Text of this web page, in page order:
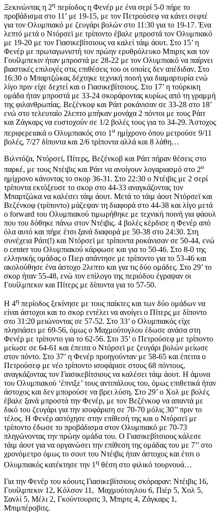
Ξεκινώντας η 2η περίοδος η Φενέρ με ένα σερί 5-0 πήρε το
προβάδισμα στο 11’ με 19-15, με τον Πετρούσεφ να κάνει σεφτέ
για τον Ολυμπιακό με ζευγάρι βολών στο 11:30 για το 19-17. Ένα
λεπτό μετά ο Ντόρσεϊ με τρίποντο έβαλε μπροστά τον Ολυμπιακό
με 19-20 με τον Γιασικεβίτσιους να καλεί τάιμ άουτ. Στο 15’ η
Φενέρ με πρωταγωνιστή τον πρώην ερυθρόλευκο Μπιρτς και τον
Γουίλμπεκιν ήταν μπροστά με 28-22 με τον Ολυμπιακό να παίρνει
βιαστικές επιλογές στις επιθέσεις του οι οποίες δεν απέδιδαν. Στο
16:30 ο Μπαρτζώκας δέχτηκε τεχνική ποινή για διαμαρτυρία ενώ
λίγο πριν είχε δεχτεί και ο Γιασικεβίτσιους. Στο 17’ η τούρκικη
ομάδα ήταν μπροστά με 33-24 σκοράροντας κυρίως από τη γραμμή
της φιλανθρωπίας. Βεζένκοφ και Ράιτ ροκάνισαν σε 33-28 στο 18’
ενώ στο τελευταίο 2λεπτο μπήκαν μονάχα 2 πόντοι με τους Ράιτ
και Ζάγκαρς να ευστοχούν σε 1/2 βολές τους για το 34-29. Άστοχος
περιφερειακά ο Ολυμπιακός στο 1 ο ημίχρονο όπου μετρούσε 9/11
βολές, 7/27 δίποντα και 2/6 τρίποντα αλλά και 8 λάθη…
Βιλντόζα, Ντόρσεϊ, Πίτερς, Βεζένκοβ και Ράιτ πήραν θέσεις στο
παρκέ, με τους Ντέιβις και Ράιτ να ανοίγουν λογαριασμό στο 2ο
ημίχρονο κάνοντας το σκορ 36-31. Στο 22:30 ο Ντέιβις με 2 σερί
τρίποντα εκτόξευσε το σκορ στο 44-33 αναγκάζοντας τον
Μπαρτζώκα να καλέσει τάιμ άουτ. Μετά το τάιμ άουτ Ντόρσεϊ και
Βεζένκοφ (τρίποντο) μάζεψαν τη διαφορά στο 44-38 και λίγο μετά
ο forward του Ολυμπιακού τιμωρήθηκε με τεχνική ποινή για φάουλ
που του δόθηκε πάνω στον Ντέιβις. 4 βολές κέρδισε η Φενέρ από
όλα αυτό και πήρε έτσι ξανά διαφορά με 50-38 στο 24:30. Στη
συνέχεια Ράιτ(!) και Ντόρσεϊ με τρίποντα ροκάνισαν σε 50-44, ενώ
ο center του Ολυμπιακού κάρφωσε και για το 50-46. Στο 8-0 της
ελληνικής ομάδας ο Πιερ απάντησε με τρίποντο για το 53-46 και
ακολούθησε ένα άστοχο 2λεπτο και για τις δύο ομάδες. Στο 29’ το
σκορ ήταν 55-48, ενώ τον επίλογο της περιόδου έγραψαν οι
Γουίλμπεκιν και Πίτερς με δίποντα για το 57-50.
Η 4η περίοδος ξεκίνησε με τους παίκτες και των δύο ομάδων να
είναι άστοχοι και το σκορ εντέλει να ανοίγει ο Πίτερς με δίποντο
στο 31:20 μειώνοντας σε 57-52. Στο 33’ ο Ολυμπιακός είχε
πλησιάσει με 69-56, όμως ο Μαχμούτογλου έδωσε ανάσα στη
Φενέρ με τρίποντο για το 62-56. Στο 35’ ο Πετρούσεφ με τρίποντο
μείωσε σε 64-61 και έπειτα ο Ντόρσεϊ με ζευγάρι βολών μείωσε
στον πόντο. Στο 37’ η Φενέρ προηγούνταν με 58-65 και έπειτα ο
Πετρούσεφ με νέο τρίποντο ισοφάρισε στους 68 πόντους,
αναγκάζοντας τον Γιασικεβίτσιους να καλέσει τάιμ άουτ. Η άμυνα
του Ολυμπιακού ‘έπνιξε’ τους αντιπάλους του, όμως επιθετικά ήταν
άστοχος και δεν μπορούσε να βρει λύση. Στο 29’ ο Χολ με βολές
έβαλε ξανά μπροστά την Φενέρ, με τον Βεζένκοφ να απαντά με
δικό του ζευγάρι για την ισοφάριση σε 70-70 μόλις 30’’ πριν το
τέλος. Η Φενέρ αστόχησε στην επίθεσή της και ο Ντόρσεϊ με
τρίποντο έδωσε το προβάδισμα στον Ολυμπιακό με 70-73
πληγώνοντας την πρώην ομάδα του. Ο Γιασικεβίτσιους κάλεσε
τάιμ άουτ για να οργανώσει την επίθεση της ομάδας του με 7’’ στο
χρονόμετρο όμως το σουτ του Ντέιβις ήταν άστοχος και έτσι ο
Ολυμπιακός κατέκτησε την 1 η θέση στο φιλικό τουρνουά…
Για την Φενέρ του κόουτς Γιασικεβίτσιους σκόραραν: Ντέιβις 16,
Γουίλμπεκιν 12, Κόλσον 11, Μαχμούτογλου 6, Πιέρ 5, Χολ 5,
Σανλί 5, Μέλι 2, Γκούντουριτς 3, Μπιρτς 4, Ζάγκαρς 1,
Μπιμπέροβιτς.